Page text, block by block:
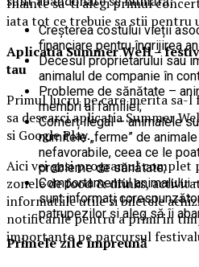
Creșterea costului vieții
financiare pentru îngrijirea
Decesul proprietarului sau
animalul de companie în
Probleme de sănătate –
membri ai familiei;
Comerț ilegal – animalele
numitele „ferme” de
nefavorabile, ceea ce le
probleme de sănătate;
Comportamentul animalului
sunt informați
patrupezilor și aleg să îi
Primele zile împreună
iata tot ce trebuie sa stii pentru
Aplicatia Summer Well–
tau
Primul lucru pe care merita sa-l
sa descarci aplicatia Summer
si Google Play.
Aici vei gasi programul complet
zonele de food & drinks,
informatiile utile si biletele
notificarile pentru a primi in
importante pe parcursul